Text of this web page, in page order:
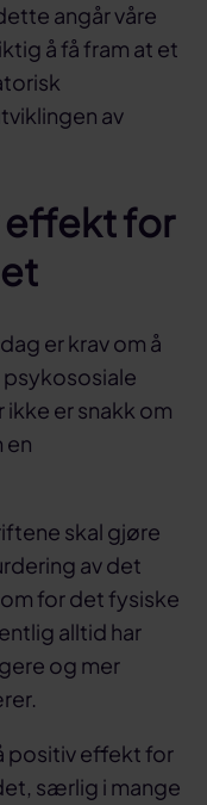
angår våre
å få fram at et
av
effekt for
er krav om å
er snakk om
en
skal gjøre
av det
for det fysiske
alltid har
og mer
positiv effekt for
særlig i mange